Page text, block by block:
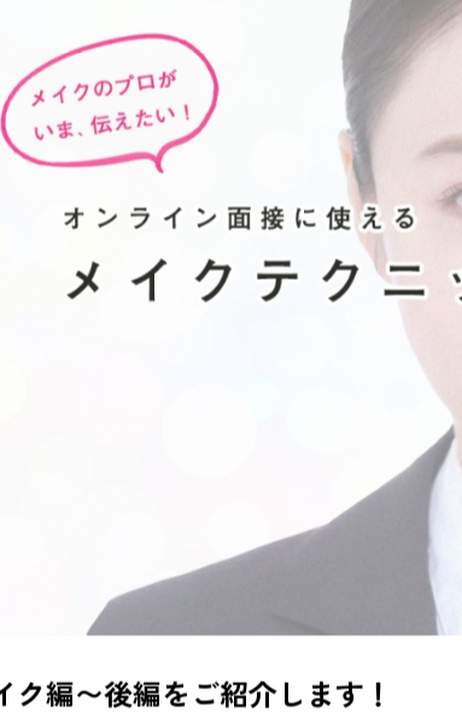
ク編〜後編をご紹介します！